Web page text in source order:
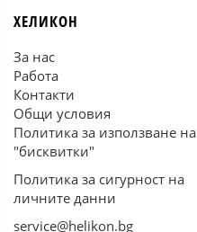
ХЕЛИКОН
За нас
Работа
Контакти
Общи условия
Политика за използване на
"бисквитки"
Политика за сигурност на
личните данни
service@helikon.bg